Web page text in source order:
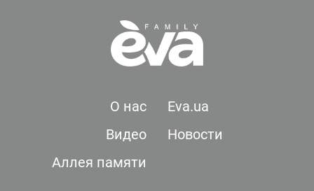
О нас
Eva.ua
Видео
Новости
Аллея памяти